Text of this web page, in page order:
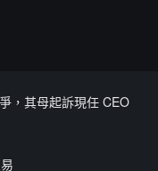
，其母起訴現任 CEO